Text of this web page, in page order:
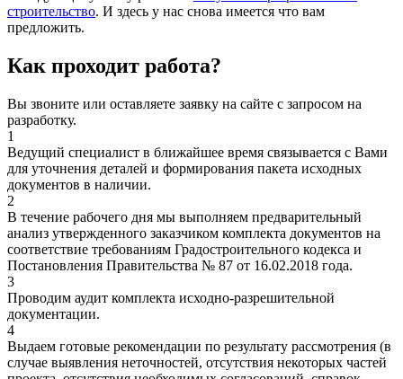
строительство. И здесь у нас снова имеется что вам
предложить.
Как проходит работа?
Вы звоните или оставляете заявку на сайте с запросом на
разработку.
1
Ведущий специалист в ближайшее время связывается с Вами
для уточнения деталей и формирования пакета исходных
документов в наличии.
2
В течение рабочего дня мы выполняем предварительный
анализ утвержденного заказчиком комплекта документов на
соответствие требованиям Градостроительного кодекса и
Постановления Правительства № 87 от 16.02.2018 года.
3
Проводим аудит комплекта исходно-разрешительной
документации.
4
Выдаем готовые рекомендации по результату рассмотрения (в
случае выявления неточностей, отсутствия некоторых частей